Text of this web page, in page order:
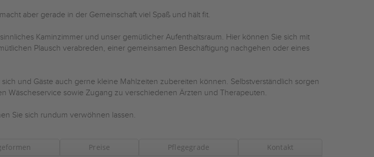
aber gerade in der Gemeinschaft viel Spaß und hält fit.
Kaminzimmer und unser gemütlicher Aufenthaltsraum. Hier können Sie sich mit
Plausch verabreden, einer gemeinsamen Beschäftigung nachgehen oder eines
und Gäste auch gerne kleine Mahlzeiten zubereiten können. Selbstverständlich sorgen
Wäscheservice sowie Zugang zu verschiedenen Ärzten und Therapeuten.
Sie sich rundum verwöhnen lassen.
Preise Pflegegrade Kontakt